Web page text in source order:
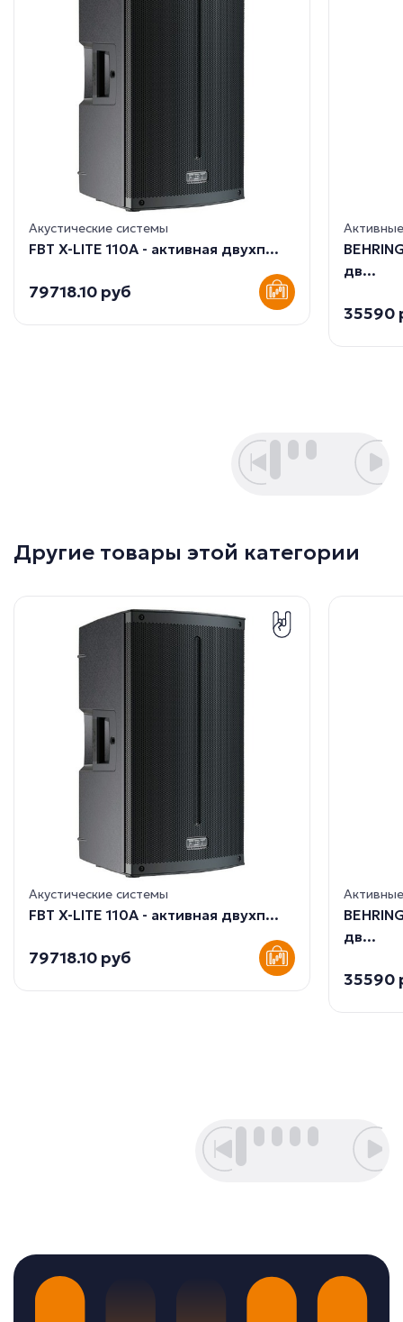
Акустические системы
FBT X-LITE 110A - активная двухп...
79718.10 руб
дв...
35590
Другие товары этой категории
Акустические системы
FBT X-LITE 110A - активная двухп...
79718.10 руб
дв...
35590